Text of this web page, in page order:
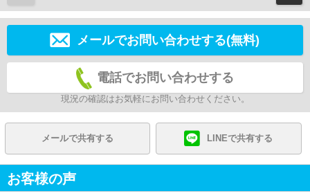
メールでお問い合わせする(無料)
電話でお問い合わせする
現況の確認はお気軽にお問い合わせください。
メールで共有する LINEで共有する
お客様の声